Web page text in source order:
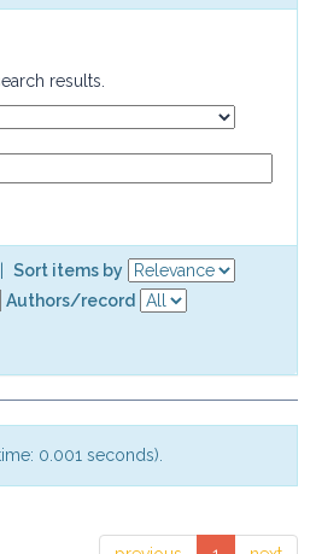
results.
Sort items by
Authors/record
0.001 seconds).